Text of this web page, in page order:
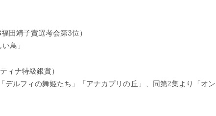
靖子賞選考会第3位）
鳥」
ナ特級銀賞）
デルフィの舞姫たち」「アナカプリの丘」、同第2集より「オン